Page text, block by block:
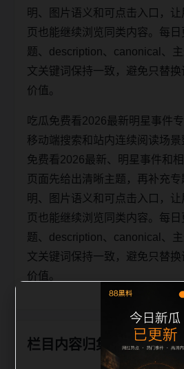
明、图片语义和可点击入口，
页也能继续浏览同类内容。每
题、description、canonical、
文关键词保持一致，避免只替
价值。
吃瓜免费看2026最新明星事件
移动端搜索和站内连续阅读场
免费看2026最新、明星事件和
页面先给出清晰主题，再补充
明、图片语义和可点击入口，
页也能继续浏览同类内容。每
题、description、canonical、
文关键词保持一致，避免只替
价值。
栏目内容归集